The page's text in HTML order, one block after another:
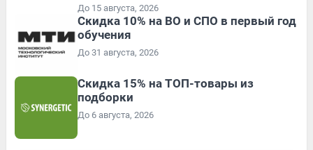
До 15 августа, 2026
Скидка 10% на ВО и СПО в первый год
обучения
До 31 августа, 2026
Скидка 15% на ТОП-товары из
подборки
До 6 августа, 2026